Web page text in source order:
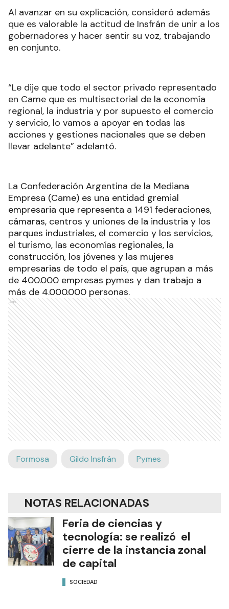
Al avanzar en su explicación, consideró además
que es valorable la actitud de Insfrán de unir a los
gobernadores y hacer sentir su voz, trabajando
en conjunto.
“Le dije que todo el sector privado representado
en Came que es multisectorial de la economía
regional, la industria y por supuesto el comercio
y servicio, lo vamos a apoyar en todas las
acciones y gestiones nacionales que se deben
llevar adelante” adelantó.
La Confederación Argentina de la Mediana
Empresa (Came) es una entidad gremial
empresaria que representa a 1491 federaciones,
cámaras, centros y uniones de la industria y los
parques industriales, el comercio y los servicios,
el turismo, las economías regionales, la
construcción, los jóvenes y las mujeres
empresarias de todo el país, que agrupan a más
de 400.000 empresas pymes y dan trabajo a
más de 4.000.000 personas.
Ads
Formosa Gildo Insfrán Pymes
NOTAS RELACIONADAS
Feria de ciencias y
tecnología: se realizó el
cierre de la instancia zonal
de capital
SOCIEDAD